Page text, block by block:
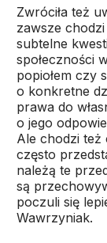
Zwróciła też
zawsze
subtelne
społeczności
popiołem czy
o konkretne
prawa do
o jego
Ale chodzi też
często
należą te
są
poczuli się
Wawrzyniak.